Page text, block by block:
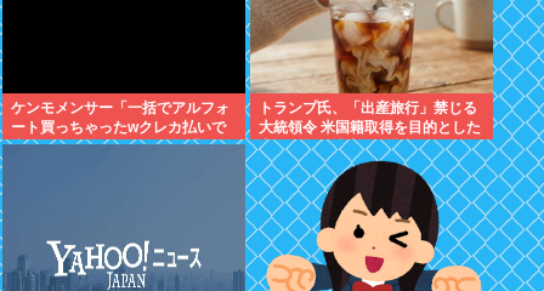
ケンモメンサー「一括でアルフォ
ート買っちゃったwクレカ払いで
来月の俺ごめんねー」銀行「デビ
トランプ氏、「出産旅行」禁じる
大統領令 米国籍取得を目的とした
中国人らの渡米を問題視